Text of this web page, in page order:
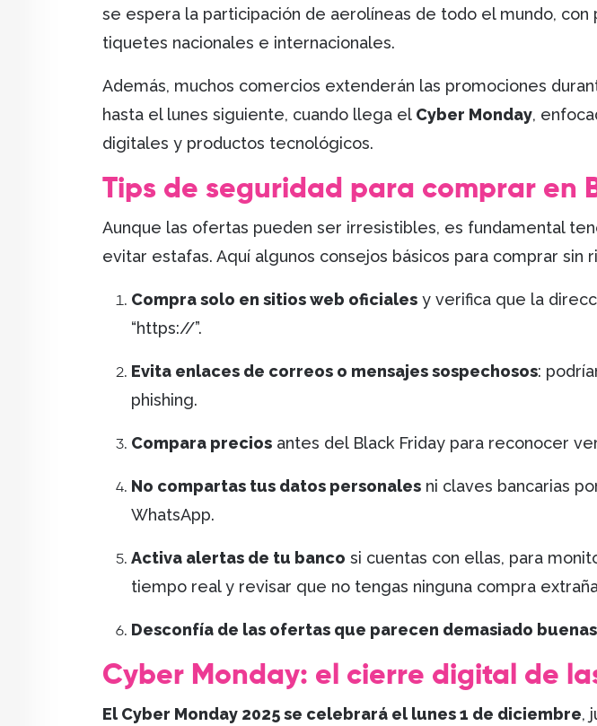
se espera la participación de aerolíneas de todo el mundo, con
tiquetes nacionales e internacionales.
Además, muchos comercios extenderán las promociones
hasta el lunes siguiente, cuando llega el Cyber Monday,
digitales y productos tecnológicos.
Tips de seguridad para comprar en
Aunque las ofertas pueden ser irresistibles, es fundamental
evitar estafas. Aquí algunos consejos básicos para comprar sin
Compra solo en sitios web oficiales y verifica que la
“https://”.
Evita enlaces de correos o mensajes sospechosos:
phishing.
Compara precios antes del Black Friday para reconocer
No compartas tus datos personales ni claves bancarias
WhatsApp.
Activa alertas de tu banco si cuentas con ellas, para
tiempo real y revisar que no tengas ninguna compra
Desconfía de las ofertas que parecen demasiado
Cyber Monday: el cierre digital de
El Cyber Monday 2025 se celebrará el lunes 1 de diciembre,